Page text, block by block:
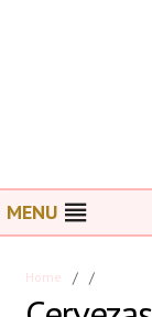
MENU
Home / /